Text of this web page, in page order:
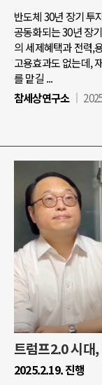
반도체 30년 장기 투
공동화되는 30년 장
의 세제혜택과 전력,
고용효과도 없는데,
를 맡길 ...
참세상연구소
트럼프2.0 시대
2025.2.19. 진행